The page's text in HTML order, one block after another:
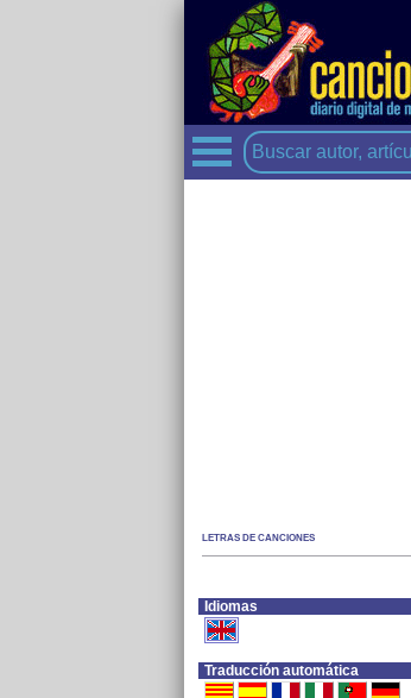
LETRAS DE CANCIONES
Idiomas
Traducción automática